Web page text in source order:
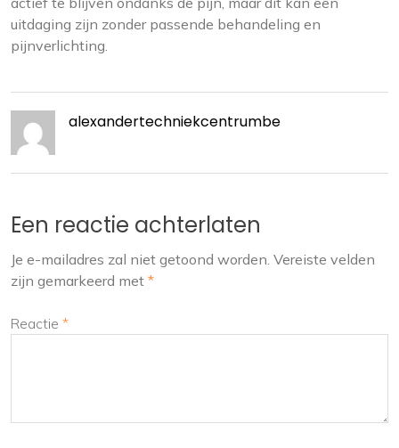
uitdaging zijn zonder passende behandeling en
pijnverlichting.
alexandertechniekcentrumbe
Een reactie achterlaten
Je e-mailadres zal niet getoond worden. Vereiste velden
zijn gemarkeerd met *
Reactie *